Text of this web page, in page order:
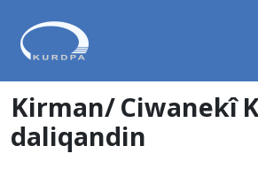
Kirman/ Ciwanekî
daliqandin